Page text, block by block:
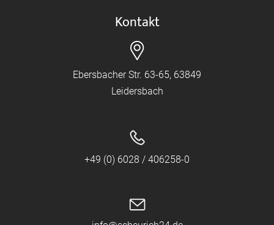
Kontakt
Ebersbacher Str. 63-65, 63849
Leidersbach
+49 (0) 6028 / 406258-0